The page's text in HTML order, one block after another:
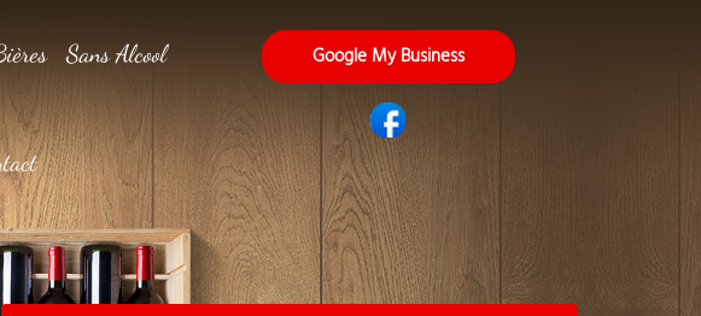
Sans Alcool Google My Business